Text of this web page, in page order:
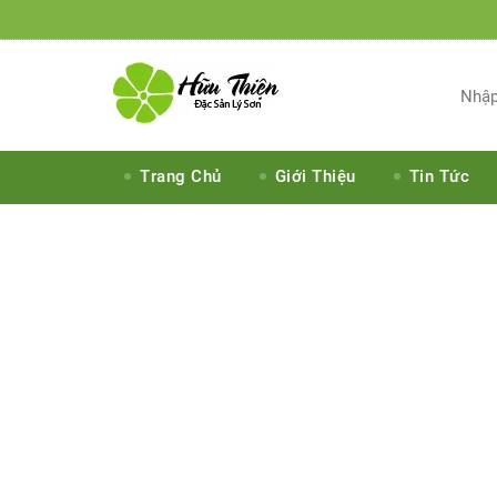
Trang Chủ Giới Thiệu Tin Tức